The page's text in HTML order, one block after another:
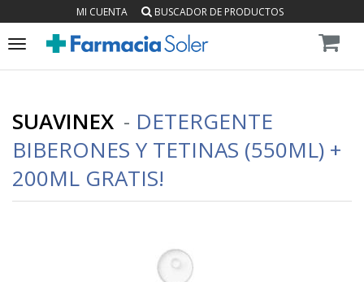
MI CUENTA BUSCADOR DE PRODUCTOS
Toggle
SUAVINEX - DETERGENTE
BIBERONES Y TETINAS (550ML) +
200ML GRATIS!